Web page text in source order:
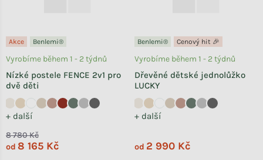
Akce Benlemi®
Nízké postele FENCE 2v1 pro
dvě děti
+ další
Vyrobíme během 1 - 2 týdnů
8 780 Kč
od 8 165 Kč
Benlemi® Cenový hit 🎉
Dřevěné dětské jednolůžko
LUCKY
+ další
Vyrobíme během 1 - 2 týdnů
od 2 990 Kč